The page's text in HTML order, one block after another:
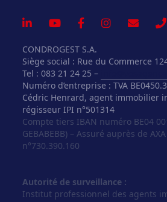
CONDROGEST S.A.
Siège social : Rue du Commerce
Tel : 083 21 24 25 –
Numéro d’entreprise : TVA
Cédric Henrard, agent immobilier
régisseur IPI n°501314
Compte tiers IBAN numéro BE04
GEBABEBB) – Assuré auprès de
n°730.390.160
Autorité de surveillance :
Institut professionnel des agents